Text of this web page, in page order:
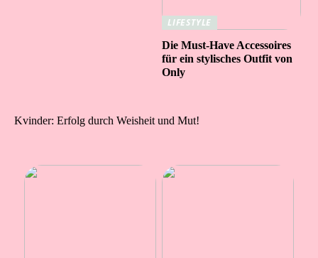
LIFESTYLE
Die Must-Have Accessoires
für ein stylisches Outfit von
Only
Kvinder: Erfolg durch Weisheit und Mut!